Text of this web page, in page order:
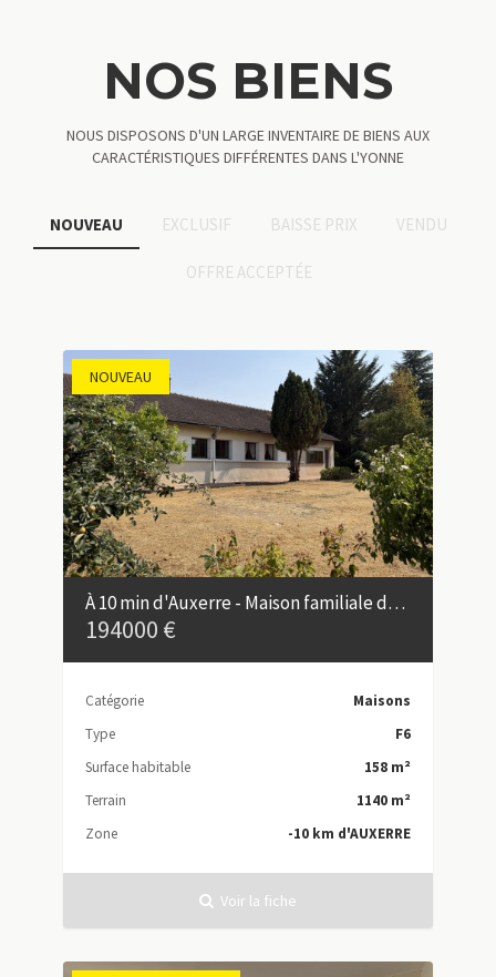
NOS BIENS
NOUS DISPOSONS D'UN LARGE INVENTAIRE DE BIENS AUX
CARACTÉRISTIQUES DIFFÉRENTES DANS L'YONNE
NOUVEAU EXCLUSIF BAISSE PRIX VENDU
OFFRE ACCEPTÉE
NOUVEAU
À 10 min d'Auxerre - Maison familiale de 158 m² dans un bourg avec commerces
194000 €
Catégorie
Maisons
Type
F6
Surface habitable
158 m²
Terrain
1140 m²
Zone
-10 km d'AUXERRE
Voir la fiche